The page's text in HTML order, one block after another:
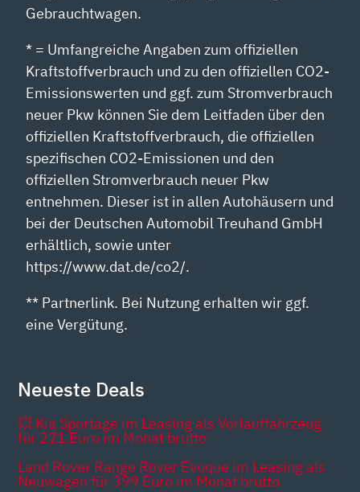
Gebrauchtwagen.
* = Umfangreiche Angaben zum offiziellen
Kraftstoffverbrauch und zu den offiziellen CO2-
Emissionswerten und ggf. zum Stromverbrauch
neuer Pkw können Sie dem Leitfaden über den
offiziellen Kraftstoffverbrauch, die offiziellen
spezifischen CO2-Emissionen und den
offiziellen Stromverbrauch neuer Pkw
entnehmen. Dieser ist in allen Autohäusern und
bei der Deutschen Automobil Treuhand GmbH
erhältlich, sowie unter
https://www.dat.de/co2/.
** Partnerlink. Bei Nutzung erhalten wir ggf.
eine Vergütung.
Neueste Deals
💥 Kia Sportage im Leasing als Vorlauffahrzeug
für 271 Euro im Monat brutto
Land Rover Range Rover Evoque im Leasing als
Neuwagen für 399 Euro im Monat brutto